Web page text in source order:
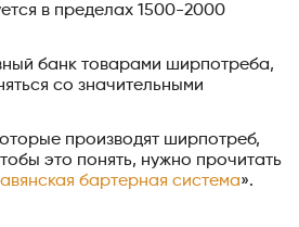
в пределах 1500-2000
банк товарами ширпотреба,
со значительными
производят ширпотреб,
это понять, нужно прочитать
бартерная система».